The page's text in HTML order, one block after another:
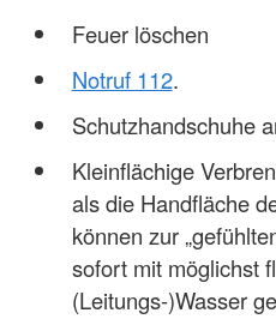
Feuer löschen
Notruf 112.
Schutzhandschuhe
Kleinflächige
als die Handfläche
können zur
sofort mit möglichst
(Leitungs-)Wasser